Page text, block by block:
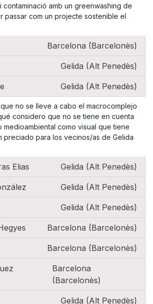
contaminació amb un greenwashing de
passar com un projecte sostenible el
Barcelona (Barcelonès)
Gelida (Alt Penedès)
Gelida (Alt Penedès)
no se lleve a cabo el macrocomplejo
considero que no se tiene en cuenta
medioambiental como visual que tiene
preciado para los vecinos/as de Gelida
Elias Gelida (Alt Penedès)
Gelida (Alt Penedès)
Gelida (Alt Penedès)
Barcelona (Barcelonès)
Barcelona (Barcelonès)
Barcelona
(Barcelonès)
Gelida (Alt Penedès)